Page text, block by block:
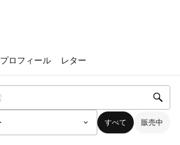
プロフィール レター
すべて 販売中